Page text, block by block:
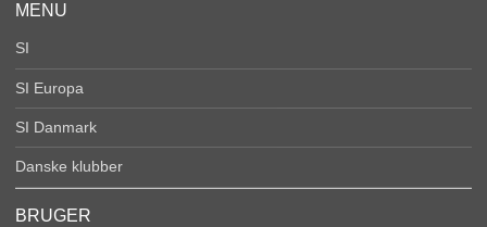
MENU
SI
SI Europa
SI Danmark
Danske klubber
BRUGER